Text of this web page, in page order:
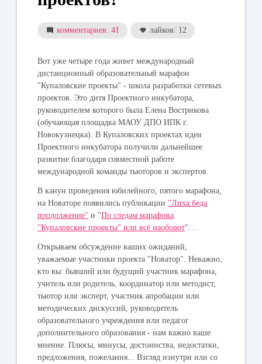
комментариев: 41 лайков: 12
Вот уже четыре года живет международный
дистанционный образовательный марафон
"Купаловские проекты" - школа разработки сетевых
проектов. Это дитя Проектного инкубатора,
руководителем которого была Елена Вострикова
(обучающая площадка МАОУ ДПО ИПК г.
Новокузнецка). В Купаловских проектах идеи
Проектного инкубатора получили дальнейшее
развитие благодаря совместной работе
международной команды тьюторов и экспертов.
В канун проведения юбилейного, пятого марафона,
на Новаторе появились публикации "Лиха беда
продолжение" и "По следам марафона
"Купаловские проекты" или всё наоборот". .
Открываем обсуждение ваших ожиданий,
уважаемые участники проекта "Новатор". Неважно,
кто вы: бывший или будущий участник марафона,
учитель или родитель, координатор или методист,
тьютор или эксперт, участник апробации или
методических дискуссий, руководитель
образовательного учреждения или педагог
дополнительного образования - нам важно ваше
мнение. Плюсы, минусы, достоинства, недостатки,
предложения, пожелания... Взгляд изнутри или со